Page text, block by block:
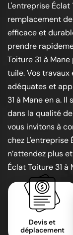
L'entreprise Éclat
remplacement
efficace et
prendre
Toiture 31 à
tuile. Vos
adéquates et
31 à Mane en a.
dans la qualité
vous invitons à
chez L'entreprise
n’attendez plus
Éclat Toiture 31
Devis et
déplacement